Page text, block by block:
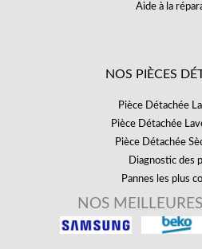
Aide à la
NOS PIÈCES
Pièce Détachée
Pièce Détachée
Pièce Détachée
Diagnostic des
Pannes les plus
NOS